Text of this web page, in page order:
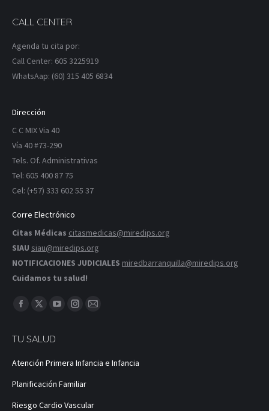
CALL CENTER
Agenda tu cita por:
Call Center: 605 3225919
WhatsAap: (60) 315 405 6834
Dirección
C C MIX Via 40
Vía 40 #73-290
Tels. Of. Administrativas
Tel: 605 400 87 75
Cel: (+57) 333 602 55 37
Corre Electrónico
Citas Médicas citasmedicas@miredips.org
SIAU siau@miredips.org
NOTIFICACIONES JUDICIALES miredbarranquilla@miredips.org
Cuidamos tu salud!
Encuéntranos en:
Facebook
se
abre
una
ventana
X
se
abre
una
ventana
YouTube
una
ventana
Instagram
abre
una
ventana
Correo
abre
ventana
TU SALUD
Atención Primera Infancia e Infancia
Planificación Familiar
Riesgo Cardio Vascular